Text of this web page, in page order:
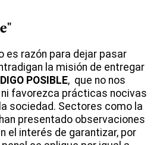
es razón para dejar pasar
la misión de entregar
POSIBLE, que no nos
favorezca prácticas nocivas
sociedad. Sectores como la
presentado observaciones
el interés de garantizar, por